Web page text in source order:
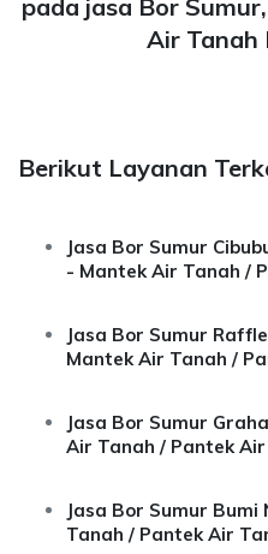
pada jasa Bor
Air Tanah
Berikut Layanan
Jasa Bor Sumur
- Mantek Air Tanah /
Jasa Bor Sumur
Mantek Air Tanah /
Jasa Bor Sumur
Air Tanah / Pantek
Jasa Bor Sumur
Tanah / Pantek Air